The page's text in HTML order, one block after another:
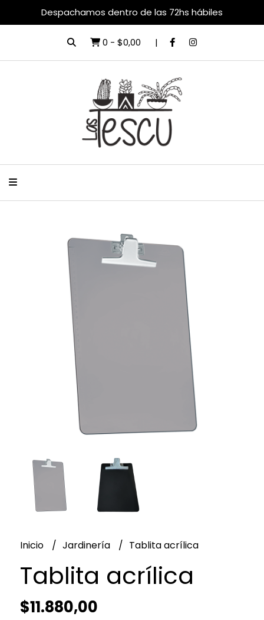
Despachamos dentro de las 72hs hábiles
0 - $0,00
Inicio Jardinería Tablita acrílica
Tablita acrílica
$11.880,00